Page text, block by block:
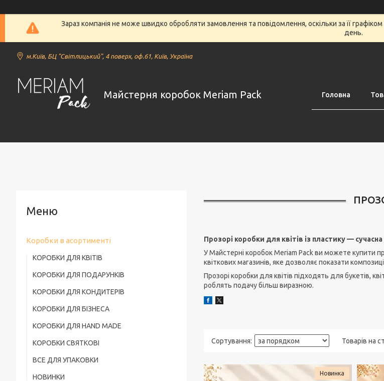
Зараз компанія не може швидко обробляти замовлення та повідомлення, оскільки за її
день.
м.Київ, БЦ "Світлицький", 4 поверх, оф.61, Київ, Україна
Майстерня коробок Meriam Pack Головна
Прозорі коробки для квітів із пластику —
У Майстерні коробок Meriam Pack ви можете купити
квіткових магазинів, яке дозволяє показати
Прозорі коробки для квітів підходять для букетів,
роблять подачу більш виразною.
Новинка
Коробки в асортименті
КОРОБКИ ДЛЯ КВІТІВ
КОРОБКИ ДЛЯ ПОДАРУНКІВ
КОРОБКИ ДЛЯ КОНДИТЕРІВ
КОРОБКИ ДЛЯ БІЗНЕСА
КОРОБКИ ДЛЯ HAND MADE
КОРОБКИ СВЯТКОВІ
ВСЕ ДЛЯ УПАКОВКИ
НОВИНКИ